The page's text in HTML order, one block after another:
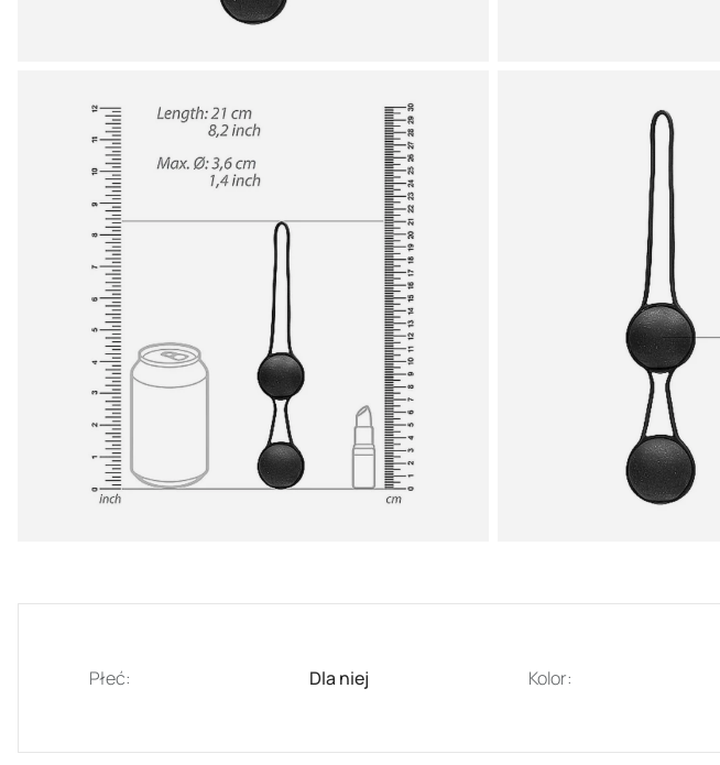
Płeć: Dla niej Kolor: